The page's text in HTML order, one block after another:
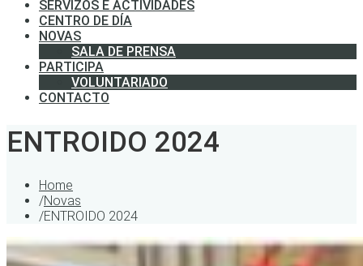
SERVIZOS E ACTIVIDADES
CENTRO DE DÍA
NOVAS
SALA DE PRENSA
PARTICIPA
VOLUNTARIADO
CONTACTO
ENTROIDO 2024
Home
/Novas
/ENTROIDO 2024